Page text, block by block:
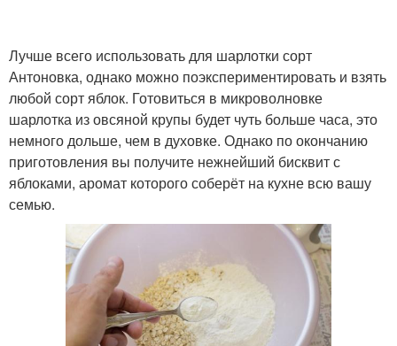
Лучше всего использовать для шарлотки сорт
Антоновка, однако можно поэкспериментировать и взять
любой сорт яблок. Готовиться в микроволновке
шарлотка из овсяной крупы будет чуть больше часа, это
немного дольше, чем в духовке. Однако по окончанию
приготовления вы получите нежнейший бисквит с
яблоками, аромат которого соберёт на кухне всю вашу
семью.